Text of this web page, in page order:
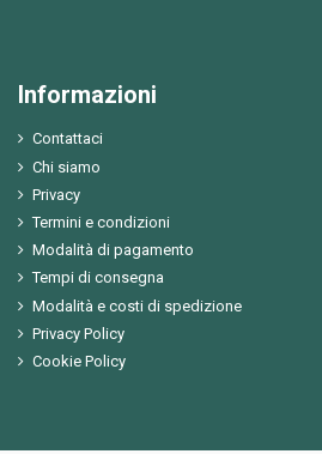
Informazioni
Contattaci
Chi siamo
Privacy
Termini e condizioni
Modalità di pagamento
Tempi di consegna
Modalità e costi di spedizione
Privacy Policy
Cookie Policy